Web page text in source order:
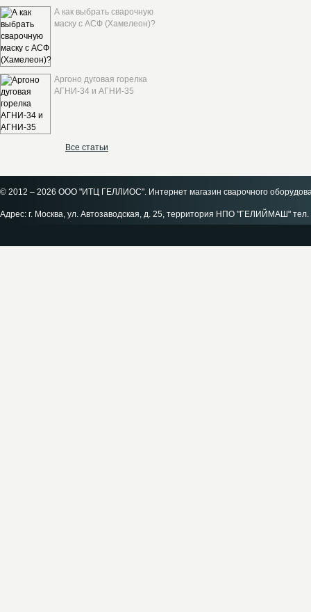
А как выбрать сварочную
маску с АСФ (Хамелеон)?
Аргоно дуговая горелка
АГНИ-34 и АГНИ-35
Все статьи
© 2012 – 2026 ООО "ИТЦ ГЕЛЛИОС". Интернет магазин сварочного
Адрес: г. Москва, ул. Автозаводская, д. 25, территория НПО "ГЕЛИЙМАШ"